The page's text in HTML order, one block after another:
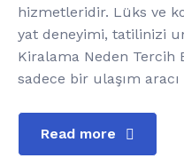
hizmetleridir. Lüks ve
yat deneyimi, tatilinizi
Kiralama Neden Tercih
sadece bir ulaşım
Read more